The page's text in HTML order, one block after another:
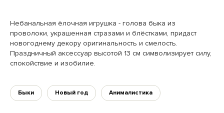
Небанальная ёлочная игрушка - голова быка из
проволоки, украшенная стразами и блёстками, придаст
новогоднему декору оригинальность и смелость.
Праздничный аксессуар высотой 13 см символизирует силу,
спокойствие и изобилие.
Быки Новый год Анималистика